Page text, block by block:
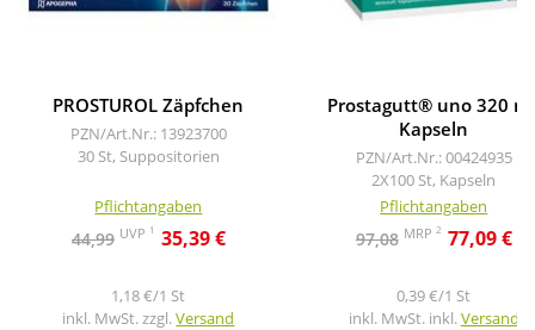
PROSTUROL Zäpfchen
PZN/Art.Nr.: 13923700
30 St, Suppositorien
Pflichtangaben
44,99 UVP 1 35,39 €
1,18 €/1 St
inkl. MwSt. zzgl.Versand
Prostagutt® uno 320
Kapseln
PZN/Art.Nr.: 00424935
2X100 St, Kapseln
Pflichtangaben
97,08 MRP 2 77,09 €
0,39 €/1 St
inkl. MwSt. inkl. Versand